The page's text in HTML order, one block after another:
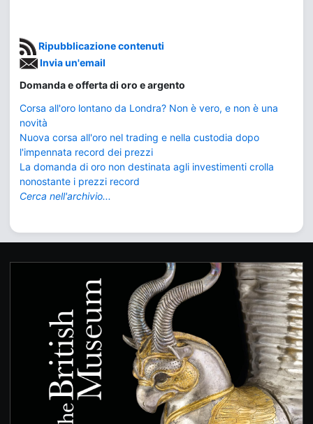
Ripubblicazione contenuti
Invia un'email
Domanda e offerta di oro e argento
Corsa all'oro lontano da Londra? Non è vero, e non è una
novità
Nuova corsa all'oro nel trading e nella custodia dopo
l'impennata record dei prezzi
La domanda di oro non destinata agli investimenti crolla
nonostante i prezzi record
Cerca nell'archivio...